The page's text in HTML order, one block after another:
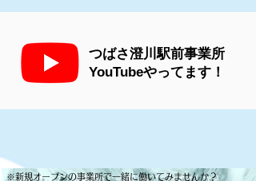
つばさ澄川駅前事業所
​YouTubeやってます！
​※新規オープンの事業所で一緒に働いてみませんか？